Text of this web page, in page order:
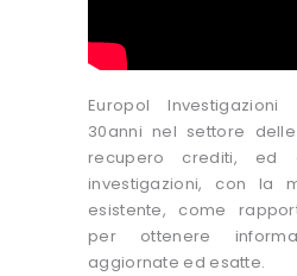
Europol
30anni nel settore
recupero crediti, ed
investigazioni, con la
esistente, come
per ottenere
aggiornate ed esatte.